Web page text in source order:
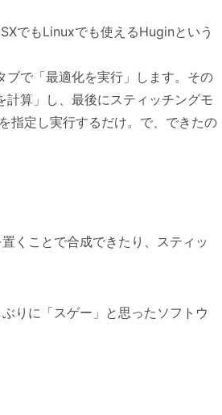
でもLinuxでも使えるHuginという
で「最適化を実行」します。その
算」し、最後にスティッチングモ
指定し実行するだけ。で、できたの
くことで合成できたり、スティッ
りに「スゲー」と思ったソフトウ